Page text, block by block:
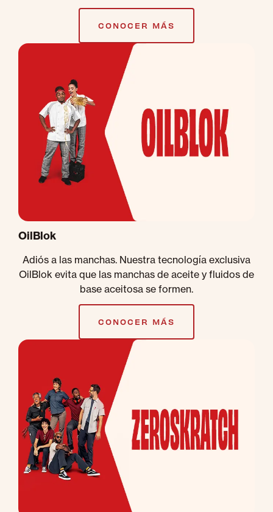
CONOCER MÁS
OilBlok
Adiós a las manchas. Nuestra tecnología exclusiva
OilBlok evita que las manchas de aceite y fluidos de
base aceitosa se formen.
CONOCER MÁS